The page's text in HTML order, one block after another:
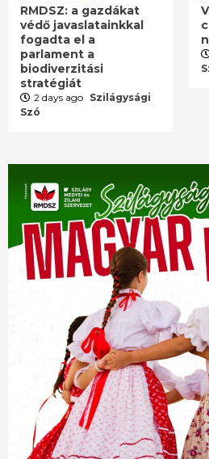
RMDSZ: a gazdákat
védő javaslatainkkal
fogadta el a
parlament a
biodiverzitási
stratégiát
2 days ago Szilágysági
Szó